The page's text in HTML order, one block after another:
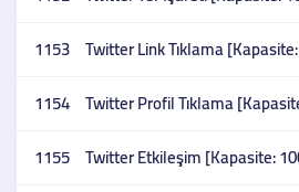
1153 Twitter Link Tıklama
1154 Twitter Profil Tıklama
1155 Twitter Etkileşim [Kapasite: